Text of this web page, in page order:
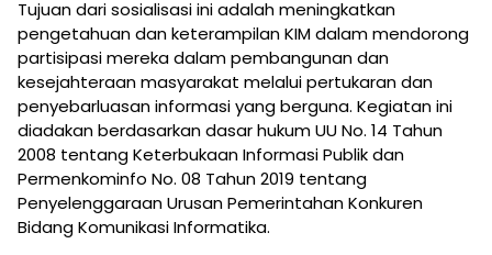
Tujuan dari sosialisasi ini adalah meningkatkan
pengetahuan dan keterampilan KIM dalam mendorong
partisipasi mereka dalam pembangunan dan
kesejahteraan masyarakat melalui pertukaran dan
penyebarluasan informasi yang berguna. Kegiatan ini
diadakan berdasarkan dasar hukum UU No. 14 Tahun
2008 tentang Keterbukaan Informasi Publik dan
Permenkominfo No. 08 Tahun 2019 tentang
Penyelenggaraan Urusan Pemerintahan Konkuren
Bidang Komunikasi Informatika.